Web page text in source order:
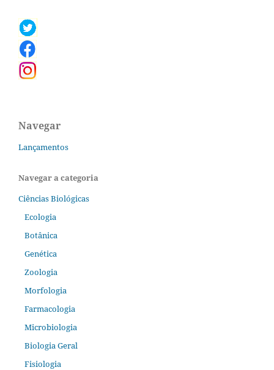
Navegar
Lançamentos
Navegar a categoria
Ciências Biológicas
Ecologia
Botânica
Genética
Zoologia
Morfologia
Farmacologia
Microbiologia
Biologia Geral
Fisiologia